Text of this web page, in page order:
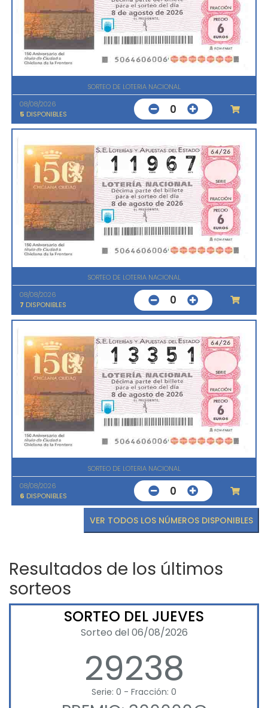
SORTEO DE LOTERIA NACIONAL
08/08/2026
5 DISPONIBLES 0
SORTEO DE LOTERIA NACIONAL
08/08/2026
7 DISPONIBLES 0
SORTEO DE LOTERIA NACIONAL
08/08/2026
6 DISPONIBLES 0
VER TODOS LOS NÚMEROS DISPONIBLES
Resultados de los últimos
sorteos
SORTEO DEL JUEVES
Sorteo del 06/08/2026
29238
Serie: 0 - Fracción: 0